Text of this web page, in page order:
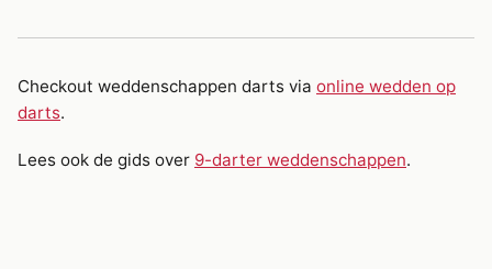
Checkout weddenschappen darts via online wedden op
darts.
Lees ook de gids over 9-darter weddenschappen.